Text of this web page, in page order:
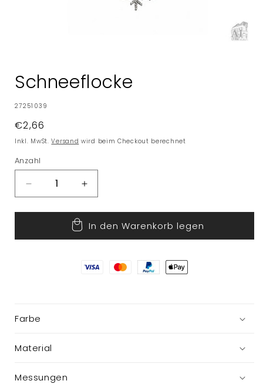
Modal
öffnen
Schneeflocke
SKU:
27251039
Normaler
Preis
€2,66
Inkl. MwSt.Versand wird beim Checkout berechnet
Anzahl
Verringere
die
Menge
Schneeflocke
Erhöhe
die
Menge
für
Schneeflocke
In den Warenkorb legen
Farbe
Material
Messungen